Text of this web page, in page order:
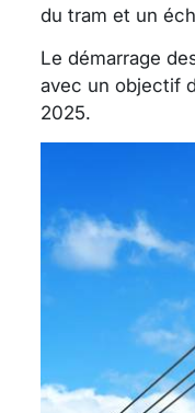
du tram et un
Le démarrage
avec un objectif
2025.